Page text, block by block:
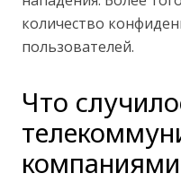
количество
пользователей.
Что
компаниями